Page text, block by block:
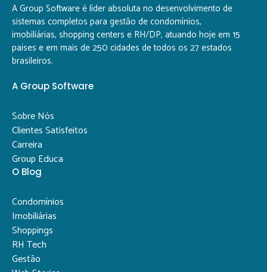
A Group Software é líder absoluta no desenvolvimento de
sistemas completos para gestão de condomínios,
imobiliárias, shopping centers e RH/DP, atuando hoje em 15
países e em mais de 250 cidades de todos os 27 estados
brasileiros.
A Group Software
Sobre Nós
Clientes Satisfeitos
Carreira
Group Educa
O Blog
Condomínios
Imobiliárias
Shoppings
RH Tech
Gestão